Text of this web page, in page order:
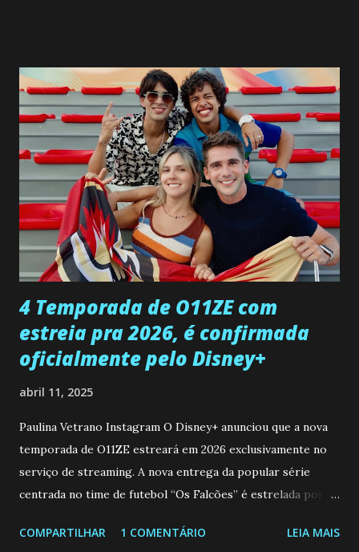
confessa a Gabriel que ele demonstrou ser o tipo de
pessoa que ela tanto desejou durante toda a vida. Camila
entra no quarto de Gabriel e imagina como seria o
encontro deles, quando conseguir seduzi-lo. Manuel avisa a
Paula sobre a suposta infidelidade de Gabriel com Joana.
Rogerio consegue se livrar de todas as suspeitas pelo
desaparecimento de Francisco, apontando que ele poderia
ter sido vítima da fúria de Gabriel. Artur informa a Gabriel
que a clínica inseminou por engano outra paciente, que está
...
4 Temporada de O11ZE com
estreia pra 2026, é confirmada
oficialmente pelo Disney+
abril 11, 2025
Paulina Vetrano Instagram O Disney+ anunciou que a nova
temporada de O11ZE estreará em 2026 exclusivamente no
serviço de streaming. A nova entrega da popular série
centrada no time de futebol “Os Falcões” é estrelada por
Brum (Dedé), que voltam a interpretar seus personagens
COMPARTILHAR 1 COMENTÁRIO LEIA MAIS